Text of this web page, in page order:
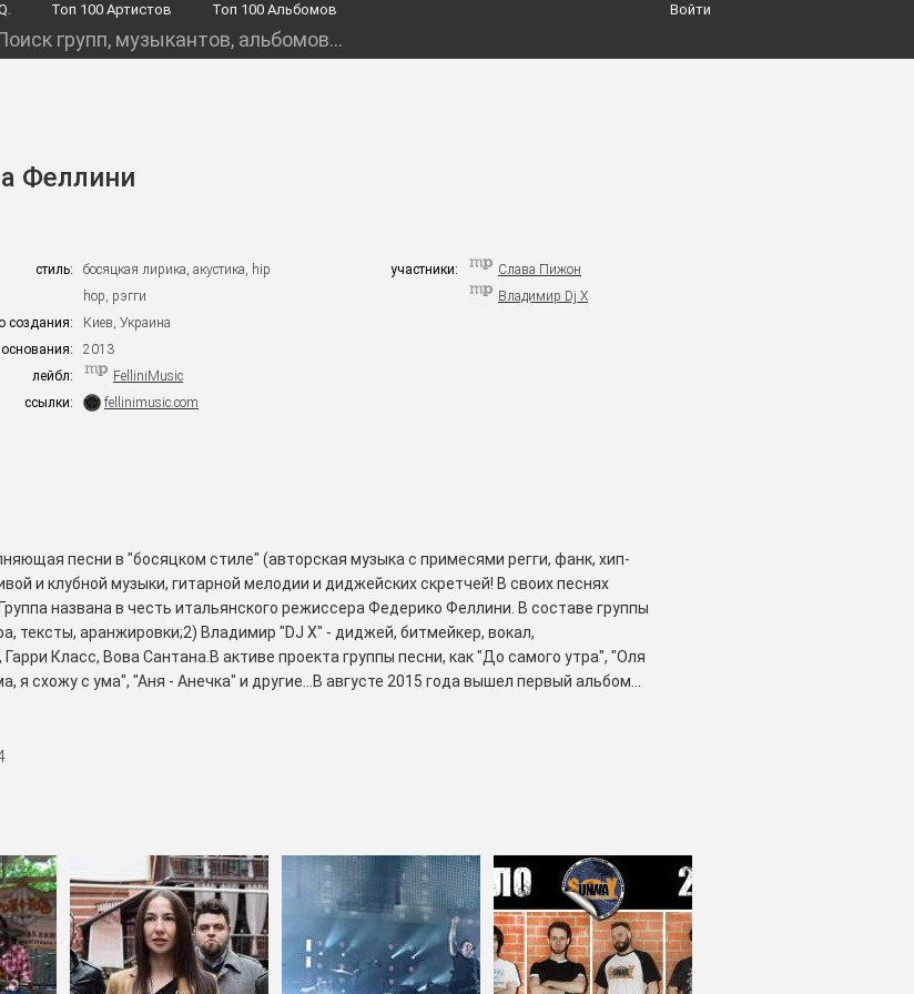
Toп 100 Артистов Toп 100 Альбомов Войти
Феллини
стиль:
босяцкая лирика, акустика, hip
hop, рэгги
создания:
Киев, Украина
2013
лейбл:
FelliniMusic
ссылки:
fellinimusic.com
участники:
Слава Пижон
Владимир Dj X
песни в "босяцком стиле" (авторская музыка с примесями регги, фанк, хип-
и клубной музыки, гитарной мелодии и диджейских скретчей! В своих песнях
названа в честь итальянского режиссера Федерико Феллини. В составе группы
тексты, аранжировки;2) Владимир "DJ X" - диджей, битмейкер, вокал,
Класс, Вова Сантана.В активе проекта группы песни, как "До самого утра", "Оля
я схожу с ума", "Аня - Анечка" и другие...В августе 2015 года вышел первый альбом
и других стилей) Симбиоз живой и клубной музыки, гитарной мелодии и
часто прибегают к юмору и иронии.Группа названа в честь итальянского
не дает покоя", "Пофестивалим", "Мама, я схожу с ума", "Аня - Анечка" и другие...В
под названием "Дубль 1"...